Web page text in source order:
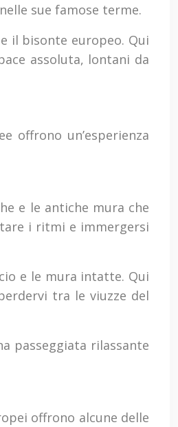
sue famose terme.
il bisonte europeo. Qui
assoluta, lontani da
offrono un’esperienza
e le antiche mura che
i ritmi e immergersi
e le mura intatte. Qui
tra le viuzze del
passeggiata rilassante
offrono alcune delle